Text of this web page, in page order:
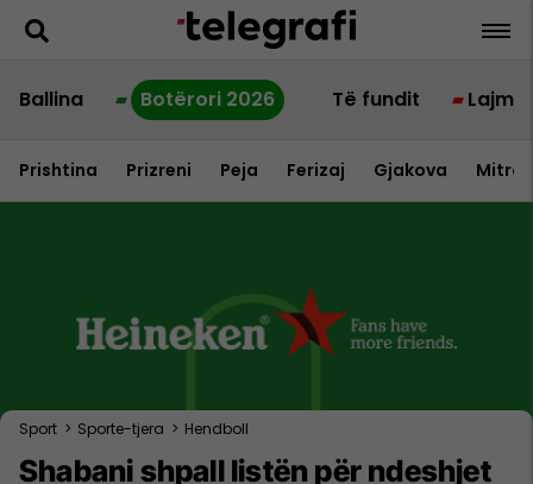
Ballina Botërori 2026 Të fundit Lajme
Prishtina Prizreni Peja Ferizaj Gjakova
Sport > Sporte-tjera > Hendboll
Shabani shpall listën për ndeshjet